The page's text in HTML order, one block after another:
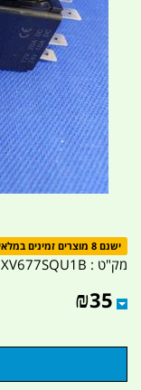
ישנם 8 מוצרים זמינים במלאי.
מק"ט : XV677SQU1B
₪35